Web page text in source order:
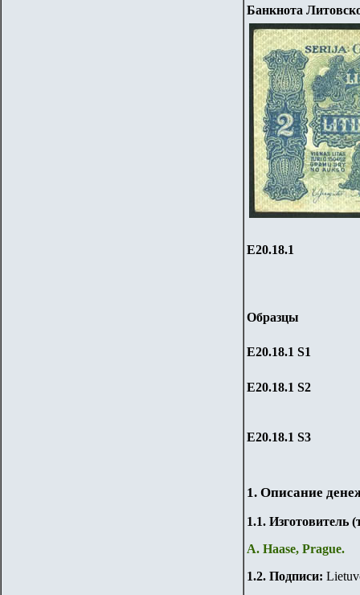
Банкнота
Е20.18.1
Образцы
Е20.18.1 S1
Е20.18.1 S2
Е20.18.1 S3
1. Описание
1.1. Изготовитель
A. Haase, Prague.
1.2. Подписи: